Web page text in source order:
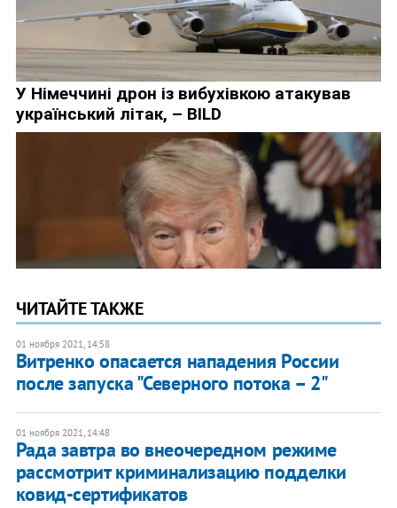
ЧИТАЙТЕ ТАКЖЕ
01 ноября 2021, 14:58
Витренко опасается нападения России
после запуска "Северного потока – 2"
01 ноября 2021, 14:48
Рада завтра во внеочередном режиме
рассмотрит криминализацию подделки
ковид-сертификатов